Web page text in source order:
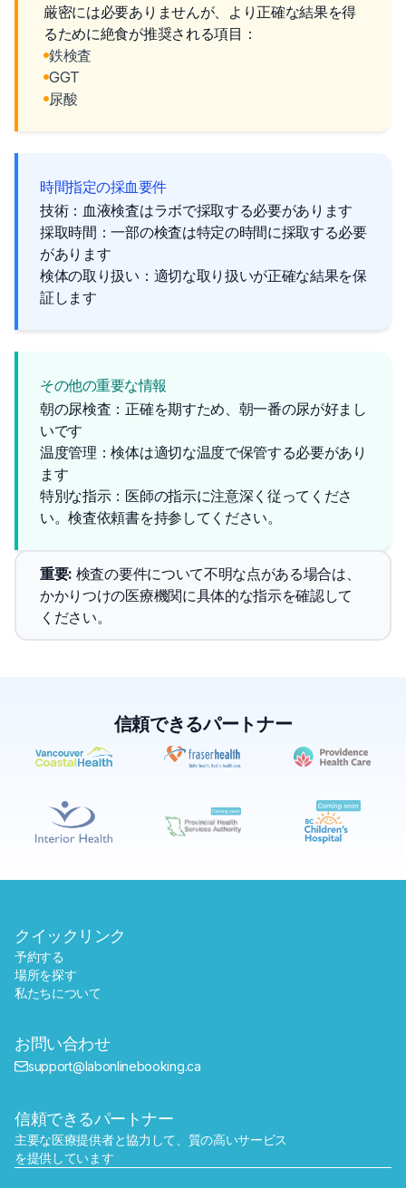
厳密には必要ありませんが、より正確な結果を得
るために絶食が推奨される項目：
鉄検査
GGT
尿酸
時間指定の採血要件
技術：血液検査はラボで採取する必要があります
採取時間：一部の検査は特定の時間に採取する必要
があります
検体の取り扱い：適切な取り扱いが正確な結果を保
証します
その他の重要な情報
朝の尿検査：正確を期すため、朝一番の尿が好まし
いです
温度管理：検体は適切な温度で保管する必要があり
ます
特別な指示：医師の指示に注意深く従ってくださ
い。検査依頼書を持参してください。
重要: 検査の要件について不明な点がある場合は、
かかりつけの医療機関に具体的な指示を確認して
ください。
信頼できるパートナー
クイックリンク
予約する
場所を探す
私たちについて
お問い合わせ
support@labonlinebooking.ca
信頼できるパートナー
主要な医療提供者と協力して、質の高いサービス
を提供しています
✕